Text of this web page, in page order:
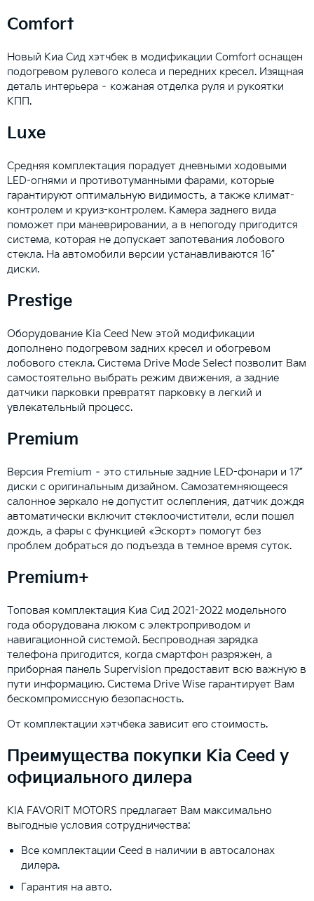
Comfort
Новый Киа Сид хэтчбек в модификации Comfort оснащен
подогревом рулевого колеса и передних кресел. Изящная
деталь интерьера – кожаная отделка руля и рукоятки
КПП.
Luxe
Средняя комплектация порадует дневными ходовыми
LED-огнями и противотуманными фарами, которые
гарантируют оптимальную видимость, а также климат-
контролем и круиз-контролем. Камера заднего вида
поможет при маневрировании, а в непогоду пригодится
система, которая не допускает запотевания лобового
стекла. На автомобили версии устанавливаются 16”
диски.
Prestige
Оборудование Kia Ceed New этой модификации
дополнено подогревом задних кресел и обогревом
лобового стекла. Система Drive Mode Select позволит Вам
самостоятельно выбрать режим движения, а задние
датчики парковки превратят парковку в легкий и
увлекательный процесс.
Premium
Версия Premium – это стильные задние LED-фонари и 17”
диски с оригинальным дизайном. Самозатемняющееся
салонное зеркало не допустит ослепления, датчик дождя
автоматически включит стеклоочистители, если пошел
дождь, а фары с функцией «Эскорт» помогут без
проблем добраться до подъезда в темное время суток.
Premium+
Топовая комплектация Киа Сид 2021-2022 модельного
года оборудована люком с электроприводом и
навигационной системой. Беспроводная зарядка
телефона пригодится, когда смартфон разряжен, а
приборная панель Supervision предоставит всю важную в
пути информацию. Система Drive Wise гарантирует Вам
бескомпромиссную безопасность.
От комплектации хэтчбека зависит его стоимость.
Преимущества покупки Kia Ceed у
официального дилера
KIA FAVORIT MOTORS предлагает Вам максимально
выгодные условия сотрудничества:
Все комплектации Ceed в наличии в автосалонах
дилера.
Гарантия на авто.